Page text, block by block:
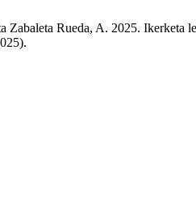
Zabaleta Rueda, A. 2025. Ikerketa